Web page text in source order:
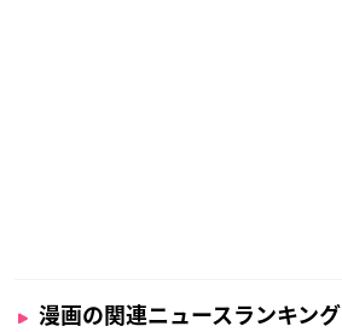
漫画の関連ニュースランキング